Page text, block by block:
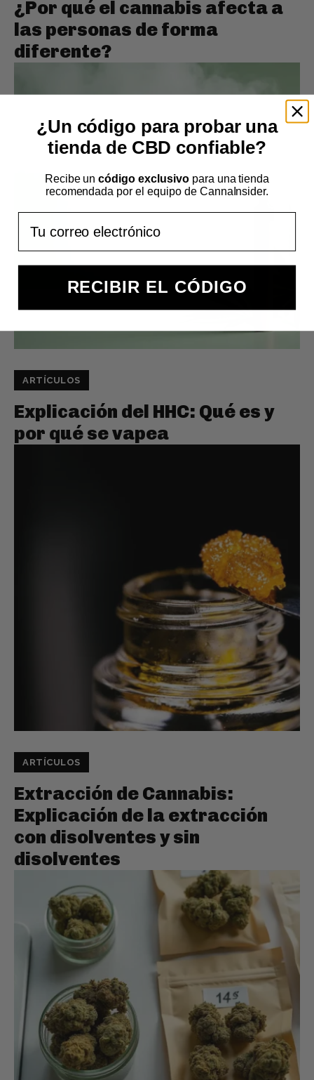
¿Por qué el cannabis afecta a
las personas de forma
diferente?
ARTÍCULOS
Explicación del HHC: Qué es y
por qué se vapea
ARTÍCULOS
Extracción de Cannabis:
Explicación de la extracción
con disolventes y sin
disolventes
¿Un código para probar una
tienda de CBD confiable?
Recibe uncódigo exclusivopara una tienda
recomendada por el equipo de CannaInsider.
RECIBIR EL CÓDIGO